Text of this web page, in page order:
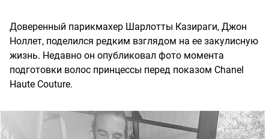
Доверенный парикмахер Шарлотты Казираги, Джон
Ноллет, поделился редким взглядом на ее закулисную
жизнь. Недавно он опубликовал фото момента
подготовки волос принцессы перед показом Chanel
Haute Couture.